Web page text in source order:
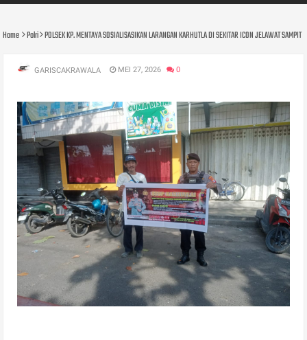
Home Polri POLSEK KP. MENTAYA SOSIALISASIKAN LARANGAN KARHUTLA DI SEKITAR ICON JELAWAT SAMPIT
GARISCAKRAWALA MEI 27, 2026 0